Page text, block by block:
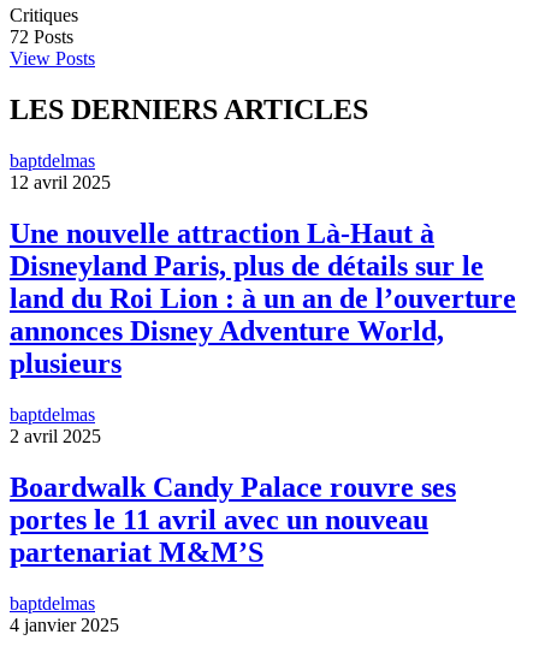
Critiques
72 Posts
View Posts
LES DERNIERS ARTICLES
baptdelmas
12 avril 2025
Une nouvelle attraction Là-Haut à
Disneyland Paris, plus de détails sur le
land du Roi Lion : à un an de l’ouverture
annonces Disney Adventure World,
plusieurs
baptdelmas
2 avril 2025
Boardwalk Candy Palace rouvre ses
portes le 11 avril avec un nouveau
partenariat M&M’S
baptdelmas
4 janvier 2025